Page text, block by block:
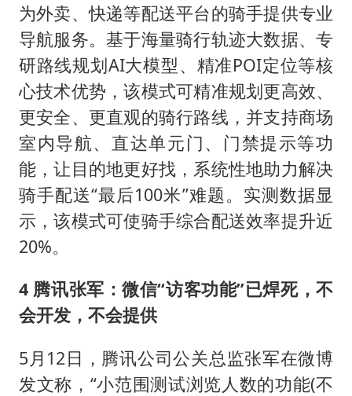
为外卖、快递等配送平台的骑手提供专业
导航服务。基于海量骑行轨迹大数据、专
研路线规划AI大模型、精准POI定位等核
心技术优势，该模式可精准规划更高效、
更安全、更直观的骑行路线，并支持商场
室内导航、直达单元门、门禁提示等功
能，让目的地更好找，系统性地助力解决
骑手配送“最后100米”难题。实测数据显
示，该模式可使骑手综合配送效率提升近
20%。
4 腾讯张军：微信“访客功能”已焊死，不
会开发，不会提供
5月12日，腾讯公司公关总监张军在微博
发文称，“小范围测试浏览人数的功能(不